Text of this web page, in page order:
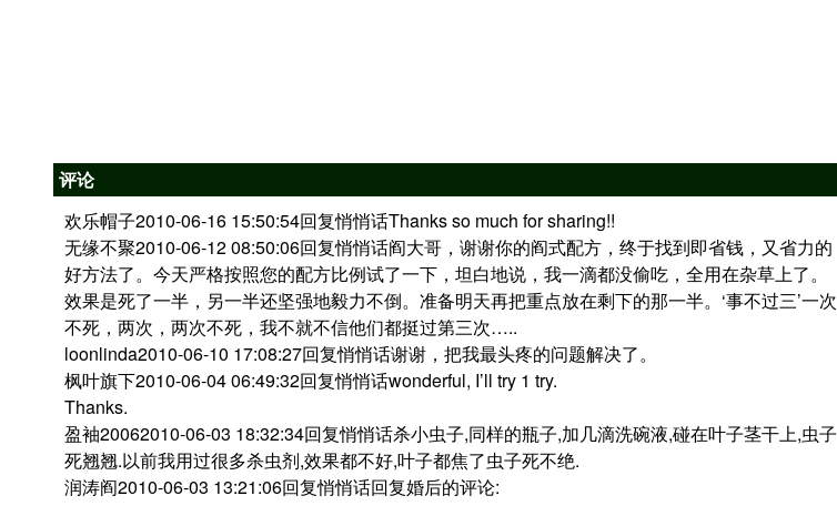
评论
欢乐帽子2010-06-16 15:50:54回复悄悄话Thanks so much for sharing!!
无缘不聚2010-06-12 08:50:06回复悄悄话阎大哥，谢谢你的阎式配方，终于找到即省钱，又省力的
好方法了。今天严格按照您的配方比例试了一下，坦白地说，我一滴都没偷吃，全用在杂草上了。
效果是死了一半，另一半还坚强地毅力不倒。准备明天再把重点放在剩下的那一半。‘事不过三’一次
不死，两次，两次不死，我不就不信他们都挺过第三次…..
loonlinda2010-06-10 17:08:27回复悄悄话谢谢，把我最头疼的问题解决了。
枫叶旗下2010-06-04 06:49:32回复悄悄话wonderful, I’ll try 1 try.
Thanks.
盈袖20062010-06-03 18:32:34回复悄悄话杀小虫子,同样的瓶子,加几滴洗碗液,碰在叶子茎干上,虫子
死翘翘.以前我用过很多杀虫剂,效果都不好,叶子都焦了虫子死不绝.
润涛阎2010-06-03 13:21:06回复悄悄话回复婚后的评论: